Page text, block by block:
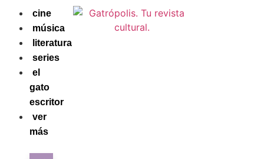
cine
música
literatura
series
el
gato
escritor
ver
más